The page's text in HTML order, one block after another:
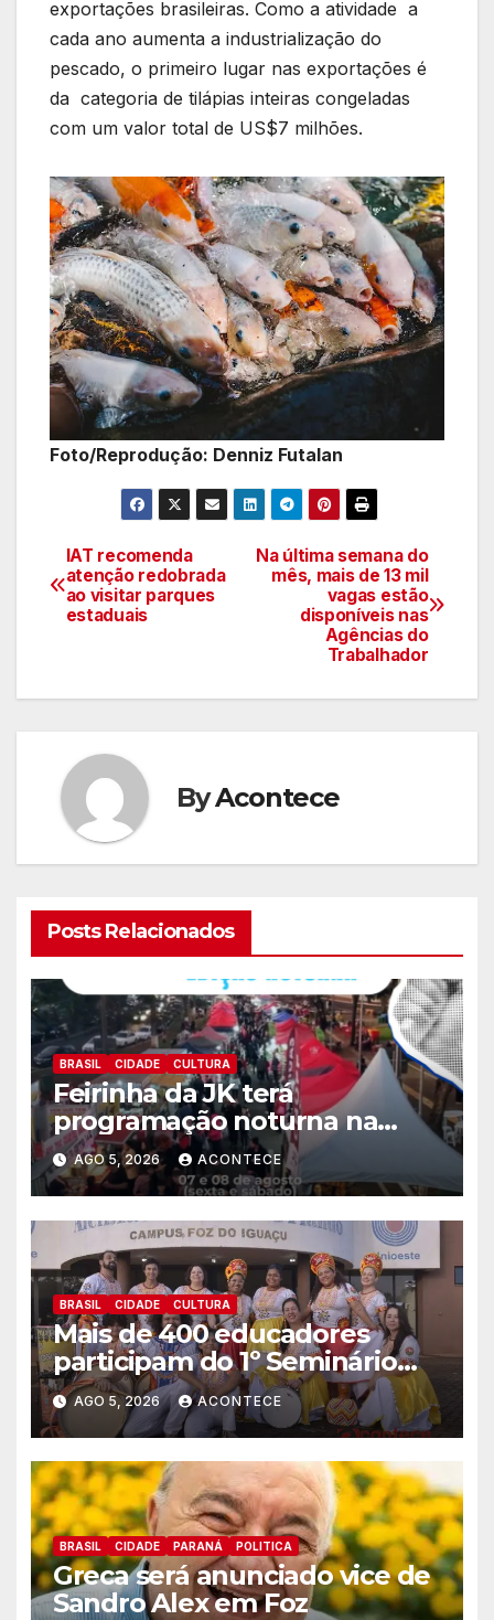
exportações brasileiras. Como a atividade a
cada ano aumenta a industrialização do
pescado, o primeiro lugar nas exportações é
da categoria de tilápias inteiras congeladas
com um valor total de US$7 milhões.
Foto/Reprodução: Denniz Futalan
Navegação
de
Na última semana do
mês, mais de 13 mil
vagas estão
disponíveis nas
Agências do
Trabalhador
IAT recomenda
atenção redobrada
ao visitar parques
estaduais
ByAcontece
Posts Relacionados
BRASIL CIDADE CULTURA
Feirinha da JK terá
programação noturna na
sexta (07) e sábado (08)
AGO 5, 2026 ACONTECE
BRASIL CIDADE CULTURA
Mais de 400 educadores
participam do 1º Seminário
Intermunicipal de Educação
para as Relações Étnico-
Raciais em Foz do Iguaçu
AGO 5, 2026 ACONTECE
BRASIL CIDADE PARANÁ POLITICA
Greca será anunciado vice de
Sandro Alex em Foz